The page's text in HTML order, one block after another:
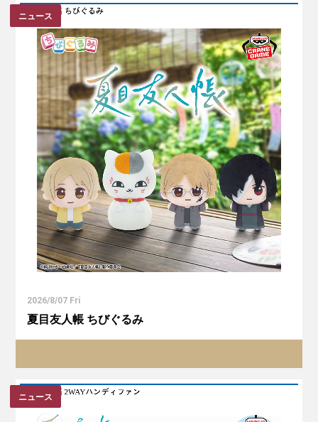
ニュース
2026/8/07 Fri
夏目友人帳 ちびぐるみ
ニュース